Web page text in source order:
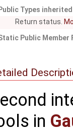
Public Types
Return status.
Public
in